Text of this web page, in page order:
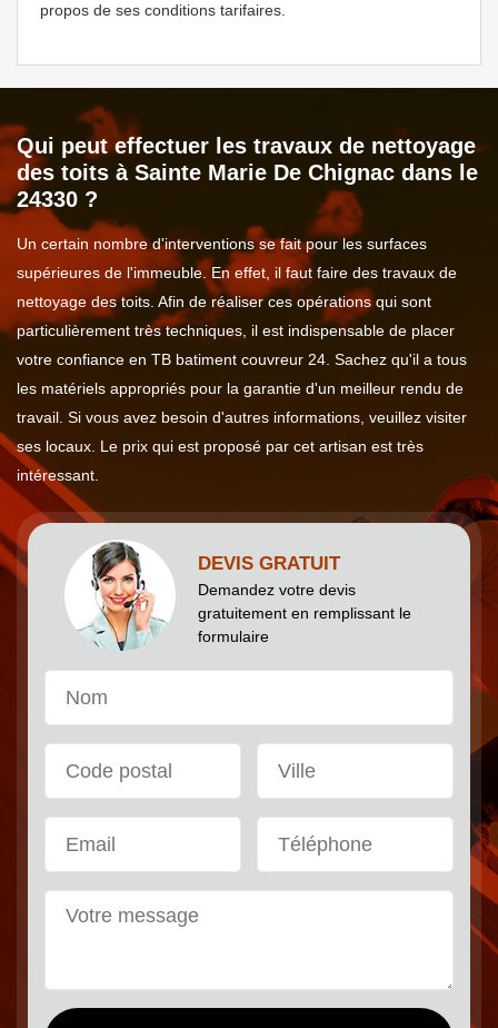
propos de ses conditions tarifaires.
Qui peut effectuer les travaux de nettoyage
des toits à Sainte Marie De Chignac dans le
24330 ?
Un certain nombre d'interventions se fait pour les surfaces
supérieures de l'immeuble. En effet, il faut faire des travaux de
nettoyage des toits. Afin de réaliser ces opérations qui sont
particulièrement très techniques, il est indispensable de placer
votre confiance en TB batiment couvreur 24. Sachez qu'il a tous
les matériels appropriés pour la garantie d'un meilleur rendu de
travail. Si vous avez besoin d'autres informations, veuillez visiter
ses locaux. Le prix qui est proposé par cet artisan est très
intéressant.
DEVIS GRATUIT
Demandez votre devis
gratuitement en remplissant le
formulaire